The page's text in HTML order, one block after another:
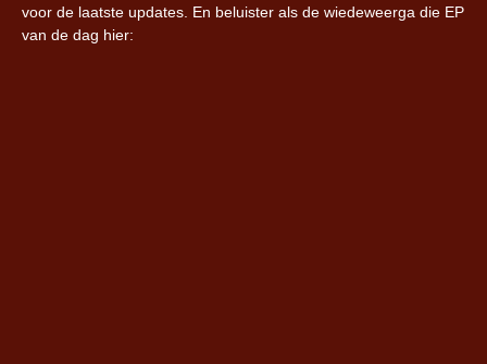
voor de laatste updates. En beluister als de wiedeweerga die EP
van de dag hier: